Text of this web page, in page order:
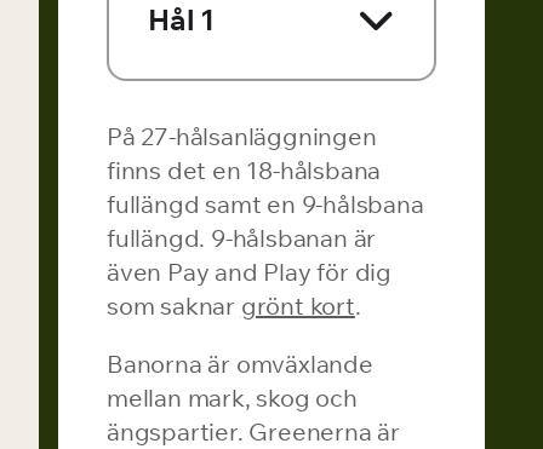
Hål 1
På 27-hålsanläggningen
finns det en 18-hålsbana
fullängd samt en 9-hålsbana
fullängd. 9-hålsbanan är
även Pay and Play för dig
som saknar grönt kort.
Banorna är omväxlande
mellan mark, skog och
ängspartier. Greenerna är